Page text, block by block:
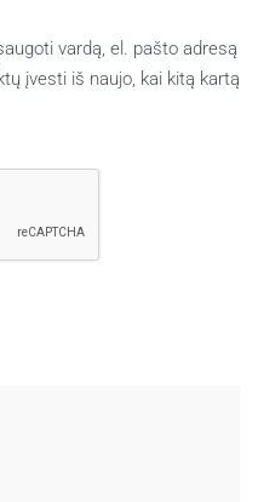
vardą, el. pašto adresą
įvesti iš naujo, kai kitą kartą